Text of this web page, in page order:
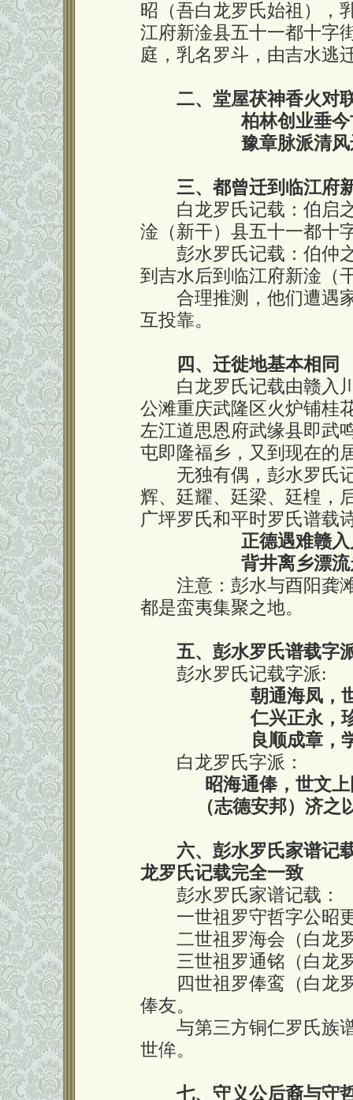
昭（吾白龙罗氏始祖），
江府新淦县五十一都十字
庭，乳名罗斗，由吉水逃
二、堂屋茯神香火对
柏林创业垂
豫章脉派清
三、都曾迁到临江府
白龙罗氏记载：伯启之
淦（新干）县五十一都十
彭水罗氏记载：伯仲之
到吉水后到临江府新淦（
合理推测，他们遭遇家
互投靠。
四、迁徙地基本相同
白龙罗氏记载由赣入川
公滩重庆武隆区火炉铺桂
左江道思恩府武缘县即武
屯即隆福乡，又到现在的
无独有偶，彭水罗氏记
辉、廷耀、廷梁、廷楻，
广坪罗氏和平时罗氏谱载
正德遇难赣
背井离乡漂
注意：彭水与酉阳龚滩
都是蛮夷集聚之地。
五、彭水罗氏谱载字
彭水罗氏记载字派:
朝通海凤，
仁兴正永，
良顺成章，
白龙罗氏字派：
昭海通俸，世文
（志德安邦）济
六、彭水罗氏家谱记
龙罗氏记载完全一致
彭水罗氏家谱记载：
一世祖罗守哲字公昭更
二世祖罗海会（白龙
三世祖罗通铭（白龙
四世祖罗俸鸾（白龙罗
俸友。
与第三方铜仁罗氏族谱
世侔。
七、守义公后裔与守